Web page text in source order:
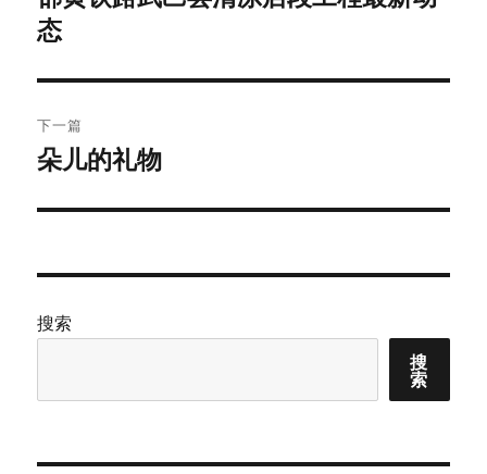
导
航
篇
章：
态
下一篇
下
文
朵儿的礼物
搜索
搜
索